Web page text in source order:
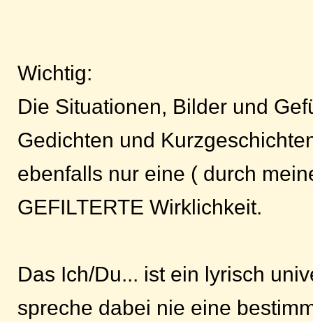
Wichtig:
Die Situationen, Bilder und
Gedichten und
ebenfalls nur eine ( durch
GEFILTERTE Wirklichkeit.
Das Ich/Du... ist ein lyrisch
spreche dabei nie eine